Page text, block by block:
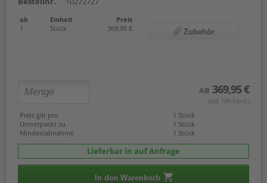
ab Einheit
Preis
1
Stück 369,95 € Zubehör
AB 369,95 €
(zzgl. 19% Mwst.)
Preis gilt pro
1 Stück
Umverpackt zu
1 Stück
Mindestabnahme
1 Stück
Lieferbar in auf Anfrage
In den Warenkorb